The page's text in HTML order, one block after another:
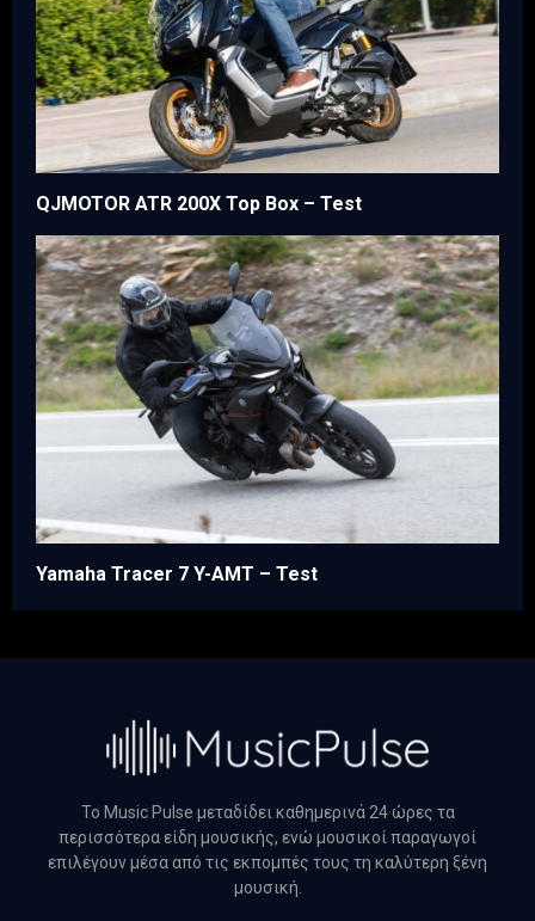
QJMOTOR ATR 200X Top Box – Test
Yamaha Tracer 7 Y-AMT – Test
Το Music Pulse μεταδίδει καθημερινά 24 ώρες τα
περισσότερα είδη μουσικής, ενώ μουσικοί παραγωγοί
επιλέγουν μέσα από τις εκπομπές τους τη καλύτερη ξένη
μουσική.